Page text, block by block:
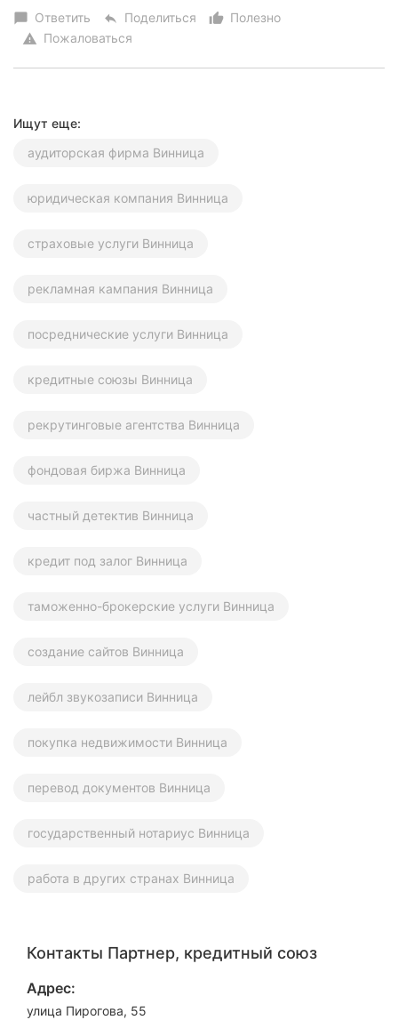
Черновцы
Сумы
chat_bubble Ответить reply Поделиться thumb_up_alt
Полезно
warning Пожаловаться
Ищут еще:
аудиторская фирма Винница
юридическая компания Винница
страховые услуги Винница
рекламная кампания Винница
посреднические услуги Винница
кредитные союзы Винница
рекрутинговые агентства Винница
фондовая биржа Винница
частный детектив Винница
кредит под залог Винница
таможенно-брокерские услуги Винница
создание сайтов Винница
лейбл звукозаписи Винница
покупка недвижимости Винница
перевод документов Винница
государственный нотариус Винница
работа в других странах Винница
Контакты Партнер, кредитный союз
Адрес:
улица Пирогова, 55